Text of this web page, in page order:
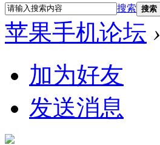
搜索 搜索
苹果手机论坛 ›
加为好友
发送消息